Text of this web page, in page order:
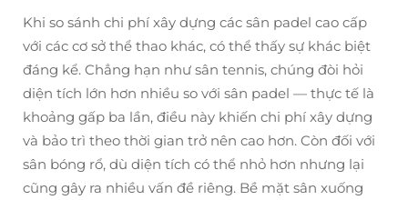
Khi so sánh chi phí xây dựng các sân padel cao cấp
với các cơ sở thể thao khác, có thể thấy sự khác biệt
đáng kể. Chẳng hạn như sân tennis, chúng đòi hỏi
diện tích lớn hơn nhiều so với sân padel — thực tế là
khoảng gấp ba lần, điều này khiến chi phí xây dựng
và bảo trì theo thời gian trở nên cao hơn. Còn đối với
sân bóng rổ, dù diện tích có thể nhỏ hơn nhưng lại
cũng gây ra nhiều vấn đề riêng. Bề mặt sân xuống